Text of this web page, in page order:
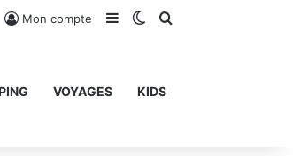
Mon compte Sidebar (barre latérale)
Switch skin
VOYAGES KIDS